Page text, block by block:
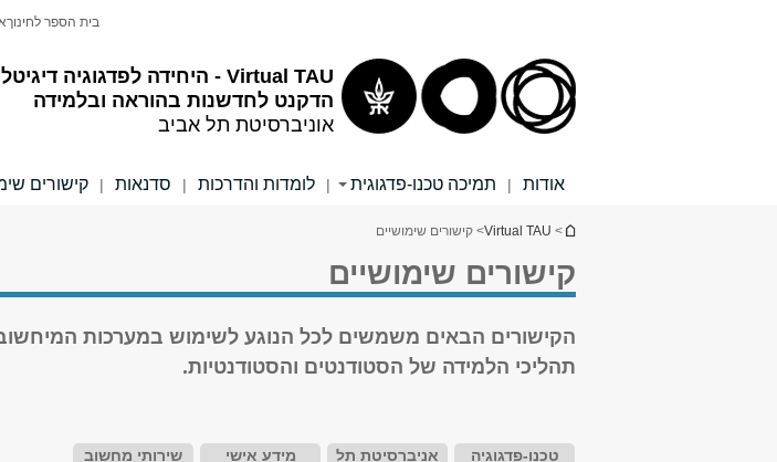
Virtual TAU - היחידה לפדגוגיה דיגיטלית
הדקנט לחדשנות בהוראה ובלמידה
אוניברסיטת תל אביב
בית הספר לחינוך
אודות | תמיכה טכנו-פדגוגית | לומדות והדרכות | סדנאות | קישורים
הינך נמצא כאן
>
Virtual TAU> קישורים שימושיים
קישורים שימושיים
הקישורים הבאים משמשים לכל הנוגע לשימוש במערכות
תהליכי הלמידה של הסטודנטים והסטודנטיות.
טכנו-פדגוגיה
אניברסיטת תל
מידע אישי שירותי מחשוב